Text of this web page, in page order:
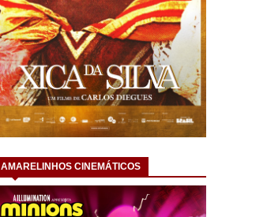
AMARELINHOS CINEMÁTICOS